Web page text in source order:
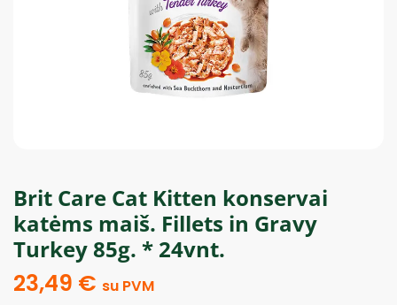
Brit Care Cat Kitten konservai
katėms maiš. Fillets in Gravy
Turkey 85g. * 24vnt.
23,49 € su PVM